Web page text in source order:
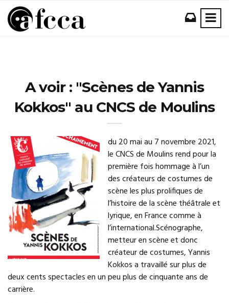
A voir : "Scènes de Yannis
Kokkos" au CNCS de Moulins
du 20 mai au 7 novembre 2021,
le CNCS de Moulins rend pour la
première fois hommage à l’un
des créateurs de costumes de
scène les plus prolifiques de
l’histoire de la scène théâtrale et
lyrique, en France comme à
l’international.Scénographe,
metteur en scène et donc
créateur de costumes, Yannis
Kokkos a travaillé sur plus de
deux cents spectacles en un peu plus de cinquante ans de
carrière.